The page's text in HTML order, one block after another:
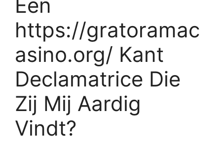
Een
https://gratoramac
asino.org/ Kant
Declamatrice Die
Zij Mij Aardig
Vindt?